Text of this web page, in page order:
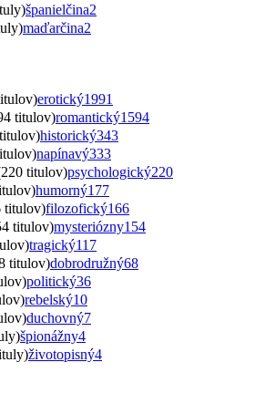
španielčina2
maďarčina2
erotický1991
titulov)romantický1594
historický343
napínavý333
titulov)psychologický220
humorný177
titulov)filozofický166
titulov)mysteriózny154
tragický117
titulov)dobrodružný68
politický36
rebelský10
duchovný7
špionážny4
životopisný4